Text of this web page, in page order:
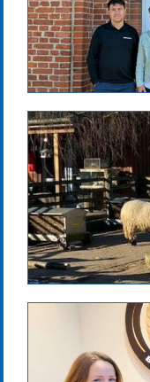
a.mergner
Erfolgsgeschichten
Jan.Rimmele
Erfolgsgeschichten